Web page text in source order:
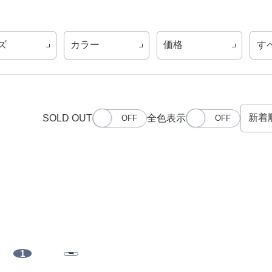
カラー 価格 す
SOLD OUT 全色表示
1